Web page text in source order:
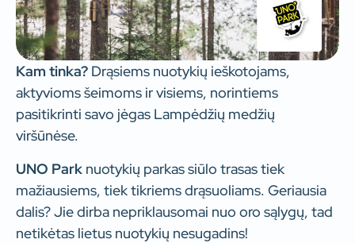
Kam tinka? Drąsiems nuotykių ieškotojams,
aktyvioms šeimoms ir visiems, norintiems
pasitikrinti savo jėgas Lampėdžių medžių
viršūnėse.
UNO Park nuotykių parkas siūlo trasas tiek
mažiausiems, tiek tikriems drąsuoliams. Geriausia
dalis? Jie dirba nepriklausomai nuo oro sąlygų, tad
netikėtas lietus nuotykių nesugadins!